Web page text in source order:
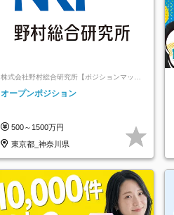
株式会社野村総合研究所【ポジションマッチ
オープンポジション
500～1500万円
東京都_神奈川県